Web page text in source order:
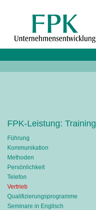
FPK-Leistung: Training
Führung
Kommunikation
Methoden
Persönlichkeit
Telefon
Vertrieb
Qualifizierungsprogramme
Seminare in Englisch